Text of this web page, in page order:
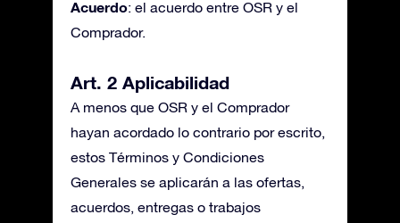
Acuerdo: el acuerdo entre OSR y el
Comprador.
Art. 2 Aplicabilidad
A menos que OSR y el Comprador
hayan acordado lo contrario por escrito,
estos Términos y Condiciones
Generales se aplicarán a las ofertas,
acuerdos, entregas o trabajos